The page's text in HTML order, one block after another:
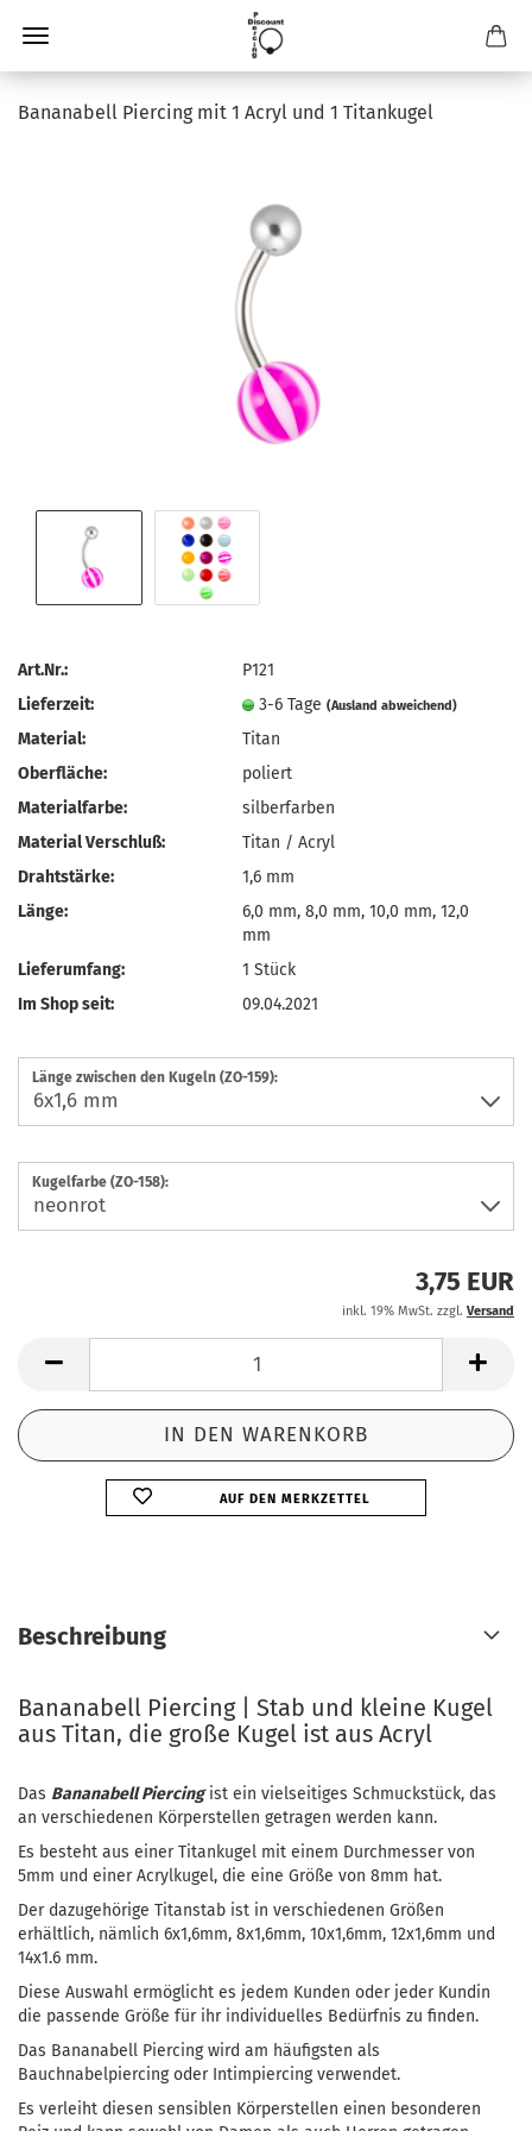
Bananabell Piercing mit 1 Acryl und 1 Titankugel
Art.Nr.:
P121
Lieferzeit:
3-6 Tage(Ausland abweichend)
Material:
Titan
Oberfläche:
poliert
Materialfarbe:
silberfarben
Material Verschluß:
Titan / Acryl
Drahtstärke:
1,6 mm
Länge:
6,0 mm, 8,0 mm, 10,0 mm, 12,0
mm
Lieferumfang:
1 Stück
Im Shop seit:
09.04.2021
Länge zwischen den Kugeln (ZO-159):
Kugelfarbe (ZO-158):
3,75 EUR
inkl. 19% MwSt. zzgl. Versand
AUF DEN MERKZETTEL
Beschreibung
Bananabell Piercing | Stab und kleine Kugel
aus Titan, die große Kugel ist aus Acryl
Das Bananabell Piercingist ein vielseitiges Schmuckstück, das
an verschiedenen Körperstellen getragen werden kann.
Es besteht aus einer Titankugel mit einem Durchmesser von
5mm und einer Acrylkugel, die eine Größe von 8mm hat.
Der dazugehörige Titanstab ist in verschiedenen Größen
erhältlich, nämlich 6x1,6mm, 8x1,6mm, 10x1,6mm, 12x1,6mm und
14x1.6 mm.
Diese Auswahl ermöglicht es jedem Kunden oder jeder Kundin
die passende Größe für ihr individuelles Bedürfnis zu finden.
Das Bananabell Piercing wird am häufigsten als
Bauchnabelpiercing oder Intimpiercing verwendet.
Es verleiht diesen sensiblen Körperstellen einen besonderen